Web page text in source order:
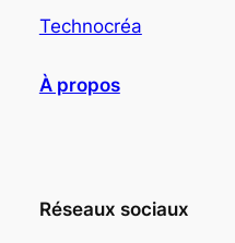
Technocréa
À propos
Réseaux sociaux